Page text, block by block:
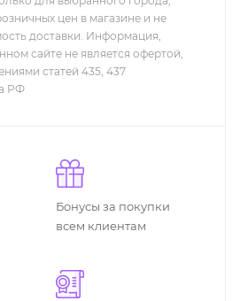
цен в магазине и не
доставки. Информация,
сайте не является офертой,
статей 435, 437
РФ
Бонусы за покупки
всем клиентам